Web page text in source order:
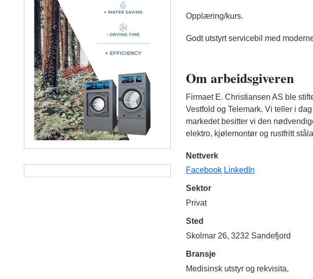
Opplæring/kurs.
Godt utstyrt servicebil med
Om arbeidsgiveren
Firmaet E. Christiansen AS ble
Vestfold og Telemark. Vi teller i
markedet besitter vi den
elektro, kjølemontør og rustfritt
Nettverk
Facebook LinkedIn
Sektor
Privat
Sted
Skolmar 26, 3232 Sandefjord
Bransje
Medisinsk utstyr og rekvisita,